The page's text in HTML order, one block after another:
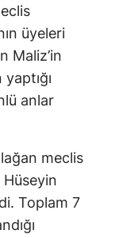
üyeleri
Maliz’in
anlar
meclis
Hüseyin
Toplam 7